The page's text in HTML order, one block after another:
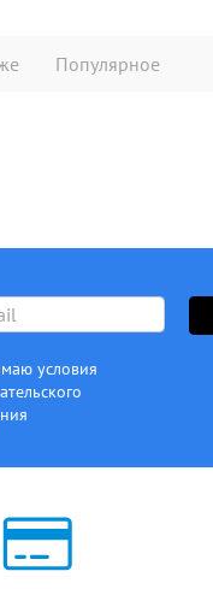
Популярное
условия